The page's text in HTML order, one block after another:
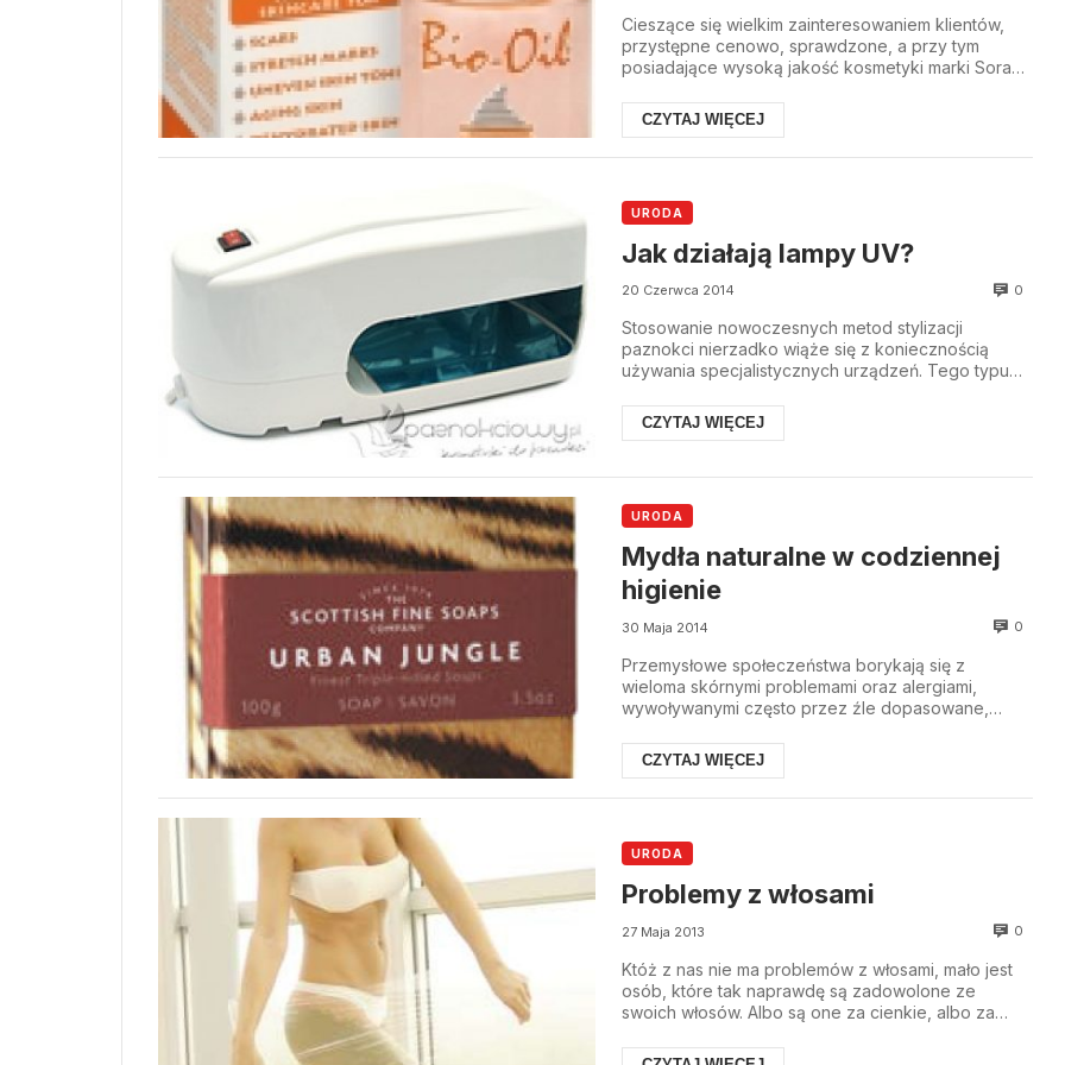
Cieszące się wielkim zainteresowaniem klientów,
przystępne cenowo, sprawdzone, a przy tym
posiadające wysoką jakość kosmetyki marki Soraya
CZYTAJ WIĘCEJ
URODA
Jak działają lampy UV?
20 Czerwca 2014 0
Stosowanie nowoczesnych metod stylizacji
paznokci nierzadko wiąże się z koniecznością
używania specjalistycznych urządzeń. Tego typu
CZYTAJ WIĘCEJ
URODA
Mydła naturalne w codziennej
higienie
30 Maja 2014 0
Przemysłowe społeczeństwa borykają się z
wieloma skórnymi problemami oraz alergiami,
wywoływanymi często przez źle dopasowane,
CZYTAJ WIĘCEJ
URODA
Problemy z włosami
27 Maja 2013 0
Któż z nas nie ma problemów z włosami, mało jest
osób, które tak naprawdę są zadowolone ze
swoich włosów. Albo są one za cienkie, albo za